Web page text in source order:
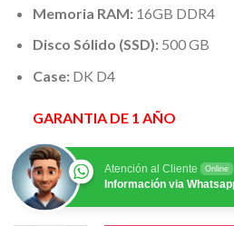
Memoria RAM:16GB DDR4
Disco Sólido (SSD):500 GB
Case:DK D4
GARANTIA DE 1 AÑO
Atención al Cliente Online
Información via